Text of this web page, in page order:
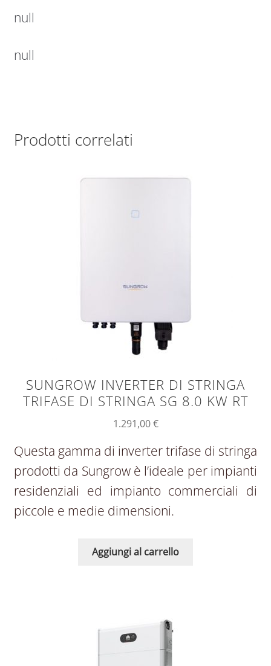
null
null
Prodotti correlati
SUNGROW INVERTER DI STRINGA
TRIFASE DI STRINGA SG 8.0 KW RT
1.291,00€
Questa gamma di inverter trifase di stringa
prodotti da Sungrow è l’ideale per impianti
residenziali ed impianto commerciali di
piccole e medie dimensioni.
Aggiungi al carrello